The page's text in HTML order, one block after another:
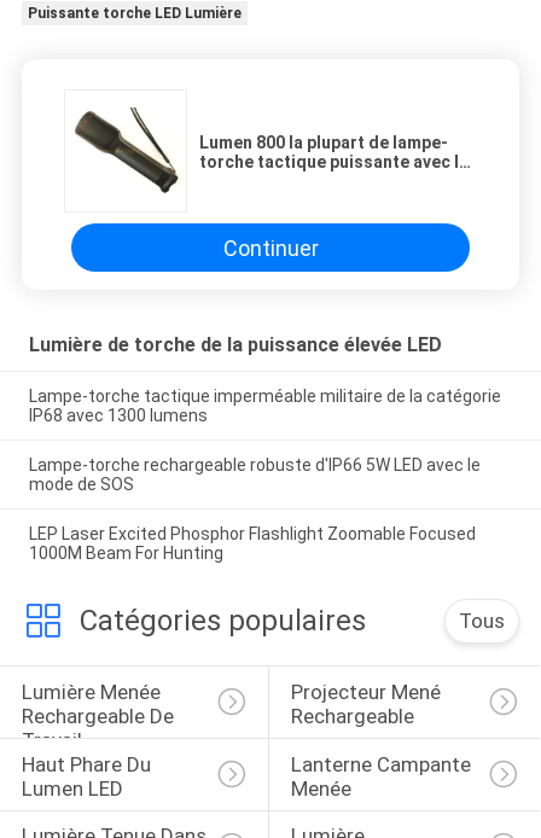
Puissante torche LED Lumière
Lumen 800 la plupart de lampe-
torche tactique puissante avec la
Continuer
Lumière de torche de la puissance élevée LED
Lampe-torche tactique imperméable militaire de la catégorie
IP68 avec 1300 lumens
Lampe-torche rechargeable robuste d'IP66 5W LED avec le
mode de SOS
LEP Laser Excited Phosphor Flashlight Zoomable Focused
1000M Beam For Hunting
Catégories populaires Tous
Lumière Menée
Rechargeable De
Travail
Projecteur Mené
Rechargeable
Haut Phare Du
Lumen LED
Lanterne Campante
Menée